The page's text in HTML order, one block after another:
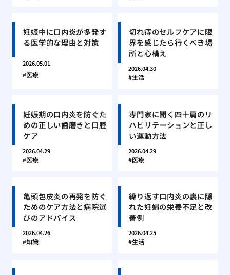
妊娠中に口内炎が多発す
る医学的な理由と対策
2026.05.01
医療
切れ痔のセルフケアに限
界を感じたら行くべき場
所と心構え
2026.04.30
生活
妊娠期の口内炎を防ぐた
めの正しい歯磨きと口腔
ケア
2026.04.29
医療
専門家に聞く四十肩のリ
ハビリテーションと正し
い運動方法
2026.04.29
医療
亀頭包皮炎の再発を防ぐ
ためのケア方法と病院選
びのアドバイス
2026.04.26
知識
繰り返す口内炎の裏に隠
れた妊婦の栄養不足と改
善例
2026.04.25
生活